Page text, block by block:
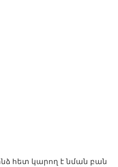
հետ կարող է նման բան